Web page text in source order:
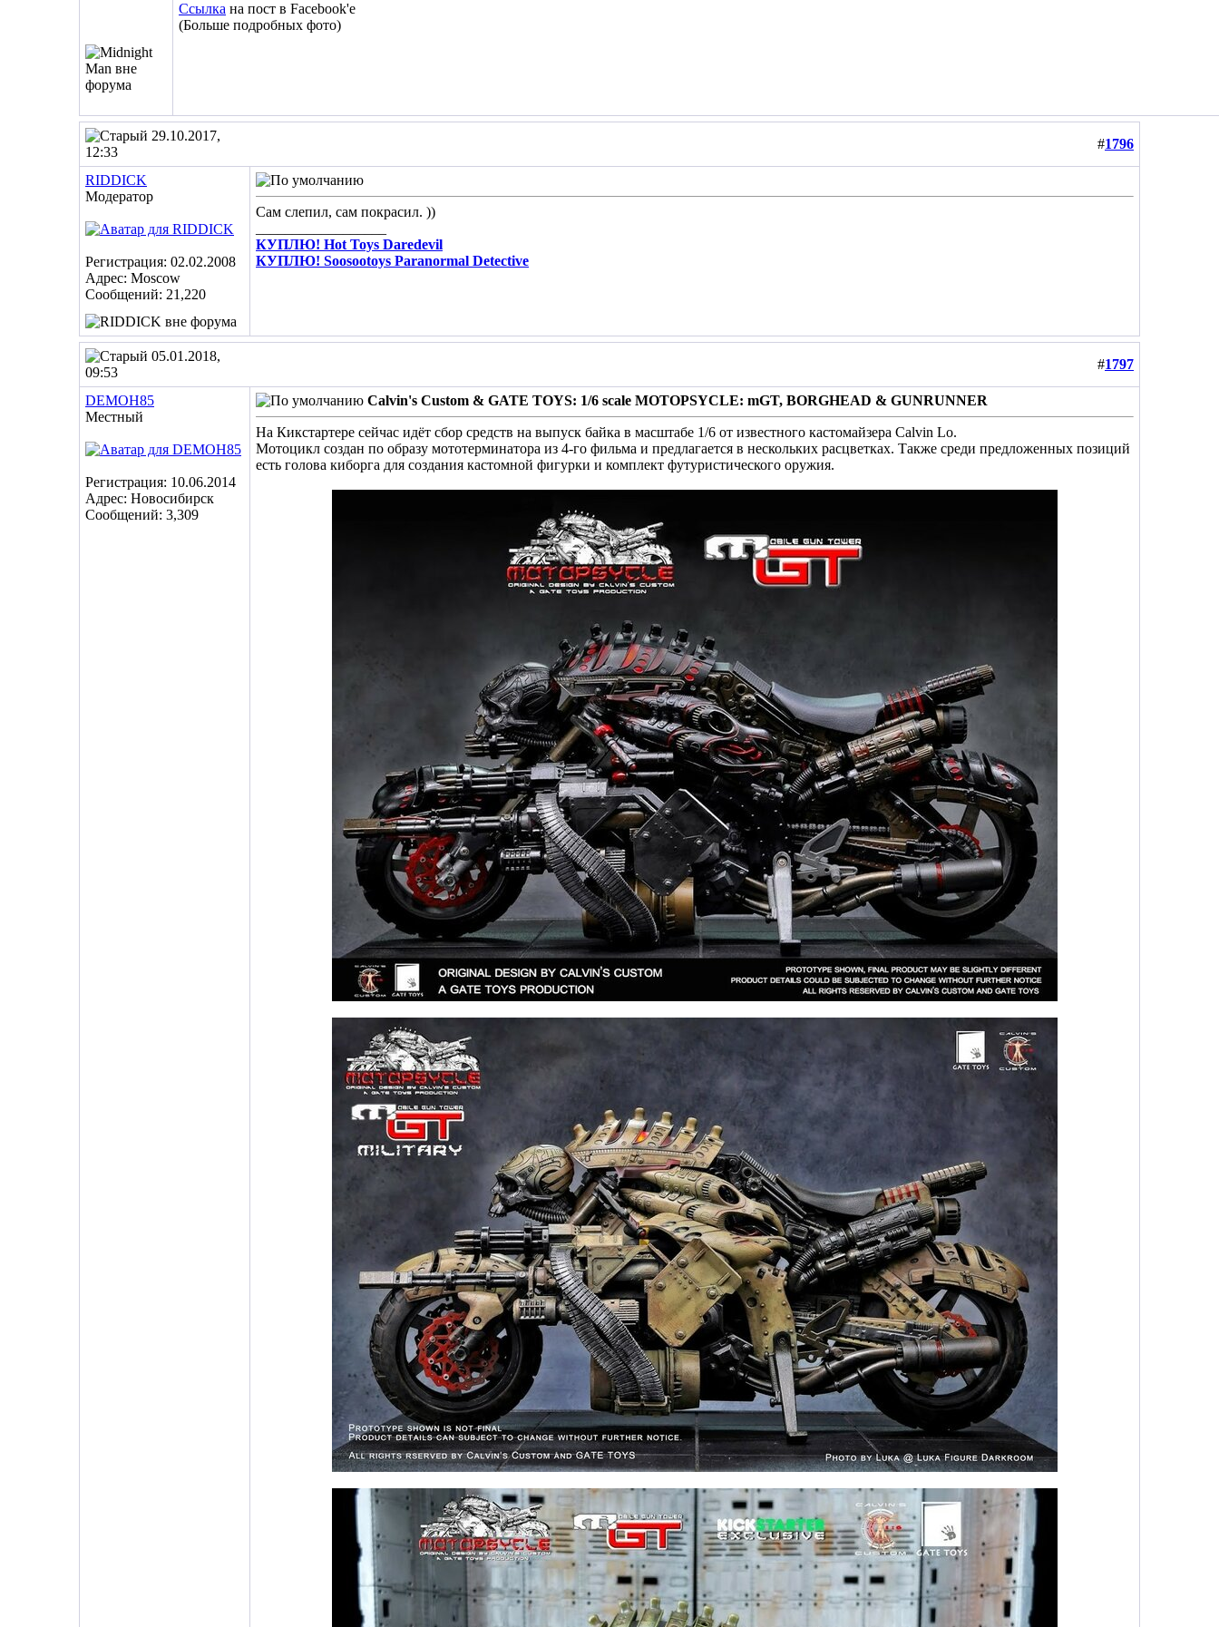
Ссылка на пост в Facebook'е
(Больше подробных фото)
29.10.2017,
12:33
#1796
RIDDICK
Модератор
Регистрация: 02.02.2008
Адрес: Moscow
Сообщений: 21,220
Сам слепил, сам покрасил. ))
КУПЛЮ! Hot Toys Daredevil
КУПЛЮ! Soosootoys Paranormal Detective
05.01.2018,
09:53
#1797
DEMOH85
Местный
Регистрация: 10.06.2014
Адрес: Новосибирск
Сообщений: 3,309
Calvin's Custom & GATE TOYS: 1/6 scale MOTOPSYCLE: mGT, BORGHEAD & GUNRUNNER
На Кикстартере сейчас идёт сбор средств на выпуск байка в масштабе 1/6 от известного кастомайзера Calvin Lo.
Мотоцикл создан по образу мототерминатора из 4-го фильма и предлагается в нескольких расцветках. Также среди предложенных позиций
есть голова киборга для создания кастомной фигурки и комплект футуристического оружия.